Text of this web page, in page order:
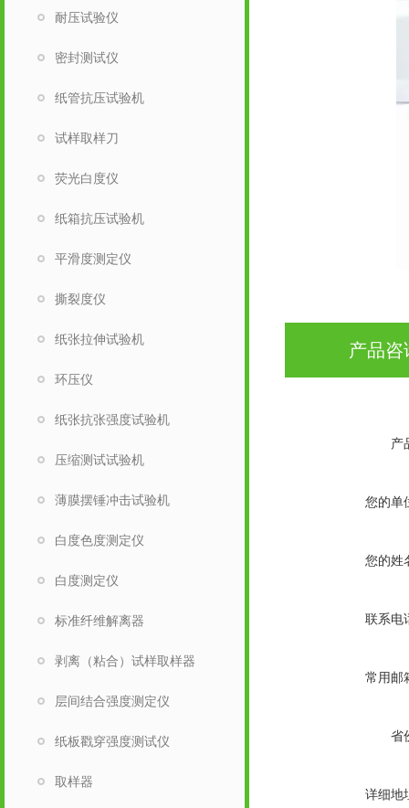
产品咨
产
您的单
您的姓
联系电
常用邮
省
详细地
耐压试验仪
密封测试仪
纸管抗压试验机
试样取样刀
荧光白度仪
纸箱抗压试验机
平滑度测定仪
撕裂度仪
纸张拉伸试验机
环压仪
纸张抗张强度试验机
压缩测试试验机
薄膜摆锤冲击试验机
白度色度测定仪
白度测定仪
标准纤维解离器
剥离（粘合）试样取样器
层间结合强度测定仪
纸板戳穿强度测试仪
取样器